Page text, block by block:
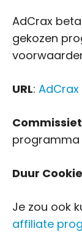
AdCrax
gekozen
URL:
programma
Duur Cookie
Je zou ook
affiliate